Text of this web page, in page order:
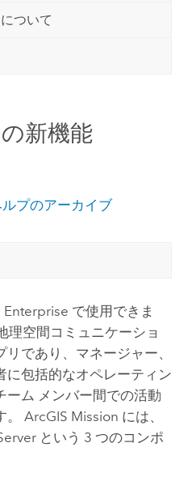
ついて
新機能
プのアーカイブ
Enterprise で使用できま
理空間コミュニケーショ
であり、マネージャー、
に包括的なオペレーティン
ーム メンバー間での活動
。 ArcGIS Mission には、
という 3 つのコンポ